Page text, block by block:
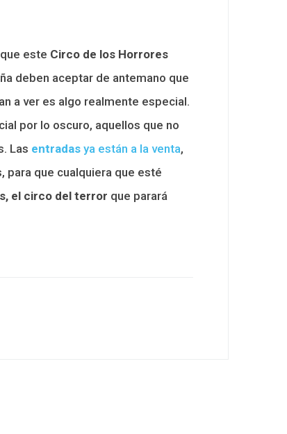
este Circo de los Horrores
deben aceptar de antemano que
a ver es algo realmente especial.
por lo oscuro, aquellos que no
Las entradas ya están a la venta,
para que cualquiera que esté
el circo del terror que parará